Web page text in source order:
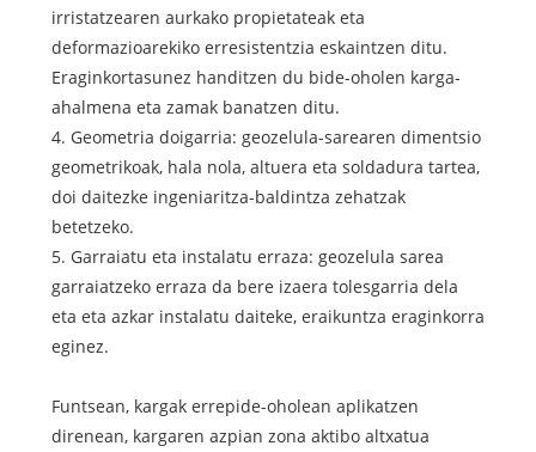
irristatzearen aurkako propietateak eta
deformazioarekiko erresistentzia eskaintzen ditu.
Eraginkortasunez handitzen du bide-oholen karga-
ahalmena eta zamak banatzen ditu.
4. Geometria doigarria: geozelula-sarearen dimentsio
geometrikoak, hala nola, altuera eta soldadura tartea,
doi daitezke ingeniaritza-baldintza zehatzak
betetzeko.
5. Garraiatu eta instalatu erraza: geozelula sarea
garraiatzeko erraza da bere izaera tolesgarria dela
eta eta azkar instalatu daiteke, eraikuntza eraginkorra
eginez.
Funtsean, kargak errepide-oholean aplikatzen
direnean, kargaren azpian zona aktibo altxatua